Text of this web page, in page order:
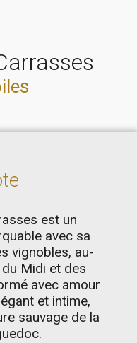
est un
avec sa
vignobles, au-
Midi et des
avec amour
et intime,
sauvage de la